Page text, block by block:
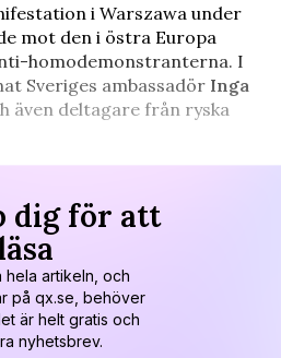
i Warszawa under
mot den i östra Europa
homodemonstranterna. I
Sveriges ambassadör Inga
även deltagare från ryska
dig för att
hela artikeln, och
på qx.se, behöver
är helt gratis och
nyhetsbrev.